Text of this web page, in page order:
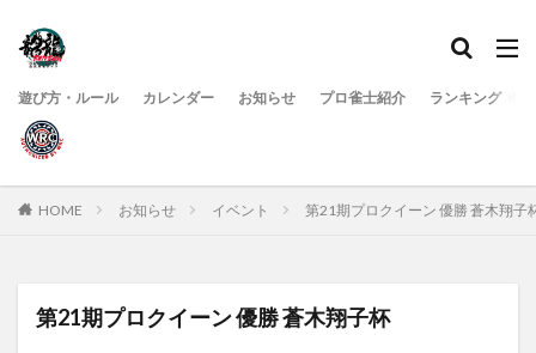
遊び方・ルール カレンダー お知らせ プロ雀士紹介 ランキング
HOME お知らせ イベント 第21期プロクイーン 優勝 蒼木翔子
第21期プロクイーン 優勝 蒼木翔子杯